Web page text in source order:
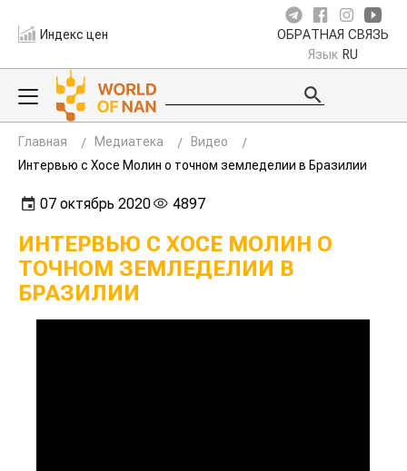
Индекс цен ОБРАТНАЯ СВЯЗЬ
Язык RU
Главная Медиатека
Видео
Интервью c Хосе Молин о точном земледелии в Бразилии
07 октябрь 2020 4897
ИНТЕРВЬЮ C ХОСЕ МОЛИН О
ТОЧНОМ ЗЕМЛЕДЕЛИИ В
БРАЗИЛИИ